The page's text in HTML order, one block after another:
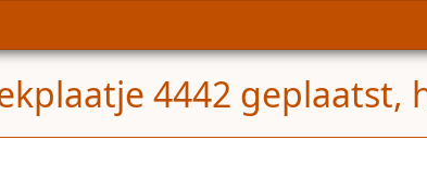
4442 geplaatst,